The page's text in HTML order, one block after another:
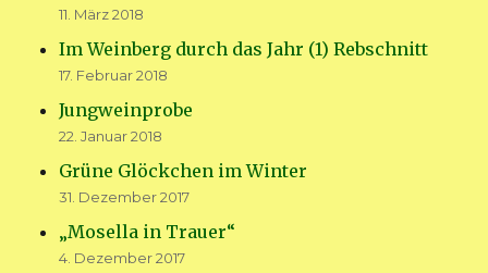
11. März 2018
Im Weinberg durch das Jahr (1) Rebschnitt
17. Februar 2018
Jungweinprobe
22. Januar 2018
Grüne Glöckchen im Winter
31. Dezember 2017
„Mosella in Trauer“
4. Dezember 2017